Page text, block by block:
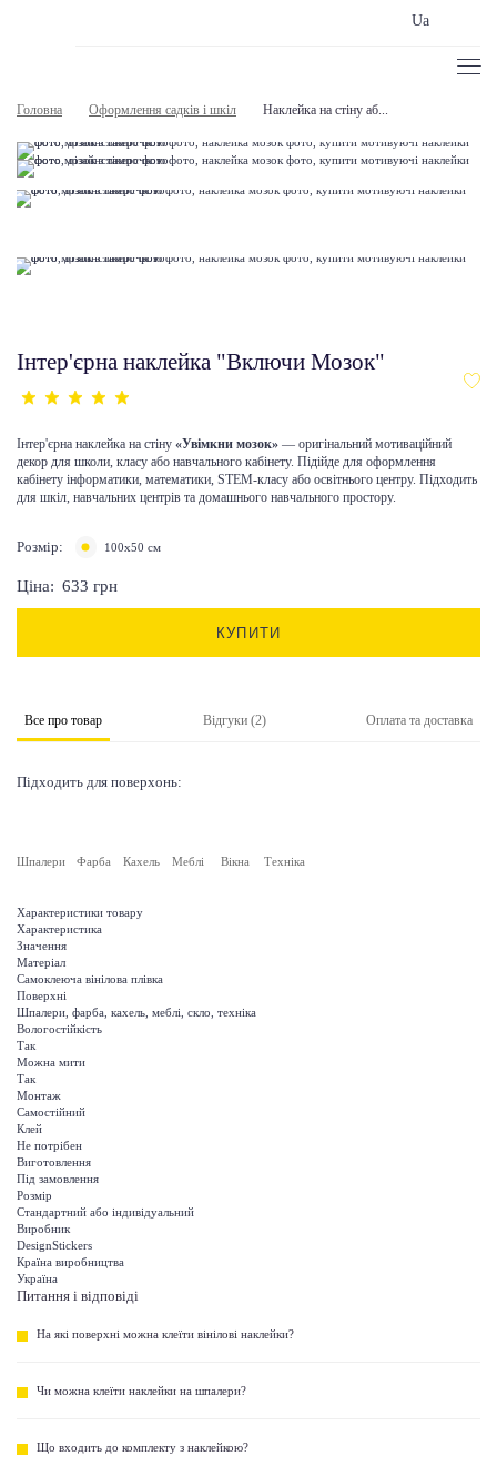
Ua
Головна Оформлення садків і шкіл Наклейка на стіну аб...
Інтер'єрна наклейка "Включи Мозок"
Інтер'єрна наклейка на стіну «Увімкни мозок» — оригінальний мотиваційний
декор для школи, класу або навчального кабінету. Підійде для оформлення
кабінету інформатики, математики, STEM-класу або освітнього центру. Підходить
для шкіл, навчальних центрів та домашнього навчального простору.
Розмір: 100х50 см
Ціна: 633 грн
КУПИТИ
Все про товар Відгуки (2) Оплата та доставка
Підходить для поверхонь:
Шпалери Фарба Кахель Меблі Вікна Техніка
Характеристики товару
Характеристика
Значення
Матеріал
Самоклеюча вінілова плівка
Поверхні
Шпалери, фарба, кахель, меблі, скло, техніка
Вологостійкість
Так
Можна мити
Так
Монтаж
Самостійний
Клей
Не потрібен
Виготовлення
Під замовлення
Розмір
Стандартний або індивідуальний
Виробник
DesignStickers
Країна виробництва
Україна
Питання і відповіді
На які поверхні можна клеїти вінілові наклейки?
Чи можна клеїти наклейки на шпалери?
Що входить до комплекту з наклейкою?